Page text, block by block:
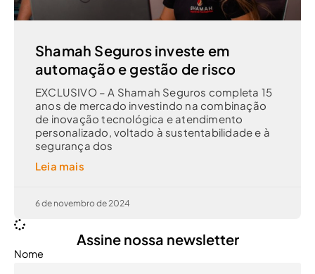
Shamah Seguros investe em
automação e gestão de risco
EXCLUSIVO – A Shamah Seguros completa 15
anos de mercado investindo na combinação
de inovação tecnológica e atendimento
personalizado, voltado à sustentabilidade e à
segurança dos
Leia mais
6 de novembro de 2024
Assine nossa newsletter
Nome